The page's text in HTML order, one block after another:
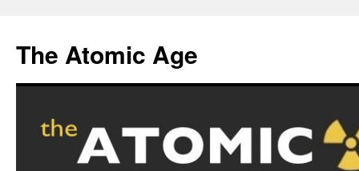
content
The Atomic Age